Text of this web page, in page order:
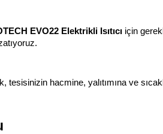
EVO22 Elektrikli Isıtıcı için